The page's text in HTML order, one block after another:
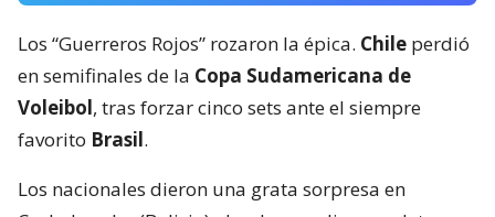
Los “Guerreros Rojos” rozaron la épica. Chile perdió
en semifinales de la Copa Sudamericana de
Voleibol, tras forzar cinco sets ante el siempre
favorito Brasil.
Los nacionales dieron una grata sorpresa en